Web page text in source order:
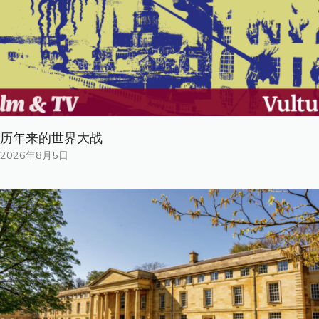
历年来的世界大战
2026年8月5日